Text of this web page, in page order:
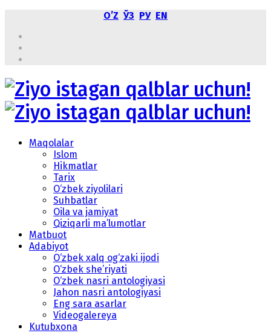
OʼZ ЎЗ РУ EN
Maqolalar
Islom
Hikmatlar
Tarix
O‘zbek ziyolilari
Suhbatlar
Oila va jamiyat
Qiziqarli ma’lumotlar
Matbuot
Adabiyot
O‘zbek xalq og‘zaki ijodi
O‘zbek she’riyati
O‘zbek nasri antologiyasi
Jahon nasri antologiyasi
Eng sara asarlar
Videogalereya
Kutubxona